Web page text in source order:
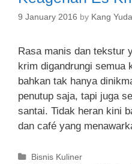
9 January 2016 by Kang Yuda
Rasa manis dan tekstur
krim digandrungi semua
bahkan tak hanya
penutup saja, tapi juga
santai. Tidak heran kini
dan café yang
C
Bisnis Kuliner